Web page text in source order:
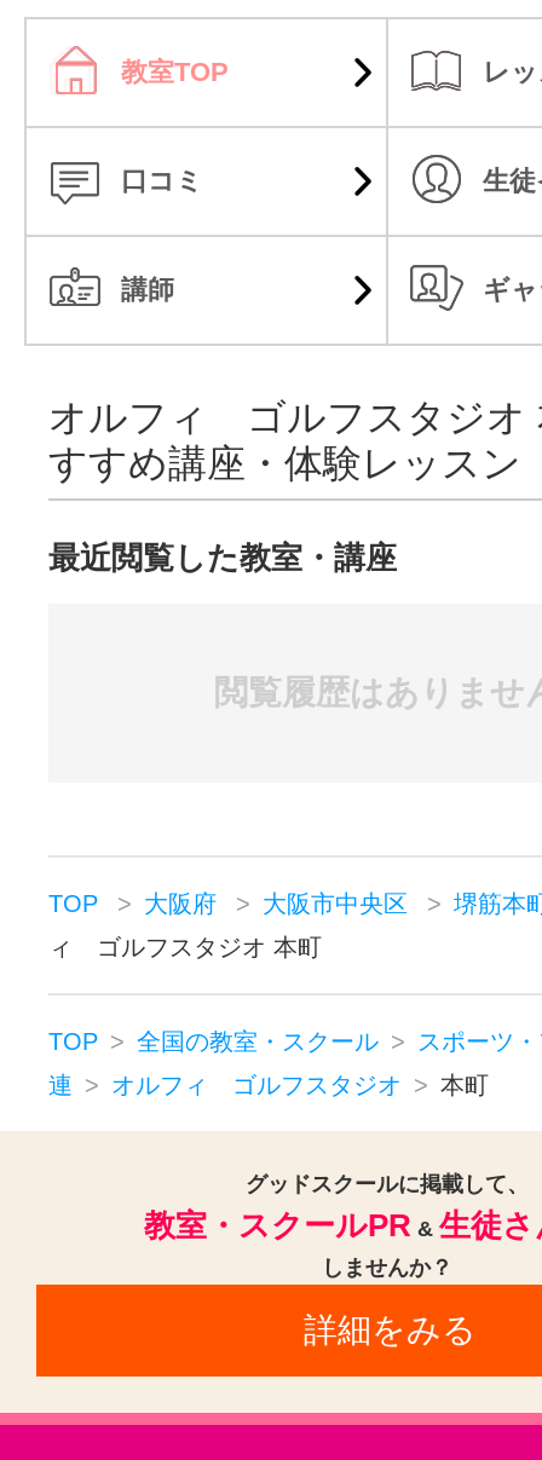
教室TOP レ
口コミ 生
講師 ギ
オルフィ ゴルフスタジオ
すすめ講座・体験レッスン
最近閲覧した教室・講座
閲覧履歴はありませ
TOP 大阪府 大阪市中央区
堺筋本
ィ ゴルフスタジオ 本町
TOP 全国の教室・スクール
スポーツ
連
オルフィ ゴルフスタジオ 本町
グッドスクールに掲載して、
教室・スクールPR & 生徒
しませんか？
詳細をみる